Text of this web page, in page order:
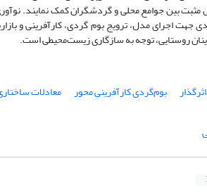
مثبت بین جوامع محلی و گردشگران کمک نمایند.
جهت اجرای مدل، ترویج بوم گردی، کارآفرینی و
روستایی، توجه به سازگاری زیست‌محیطی است.
بوم‌گردی کارآفرینی محور معادلات